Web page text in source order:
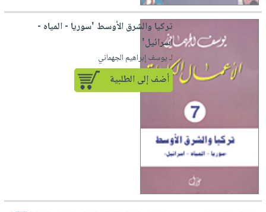
تركيا والشرق الأوسط 'سوريا - المياه -
اسرائيل'
لـ يوسف إبراهيم الجهماني
أضف إلى الطلبية